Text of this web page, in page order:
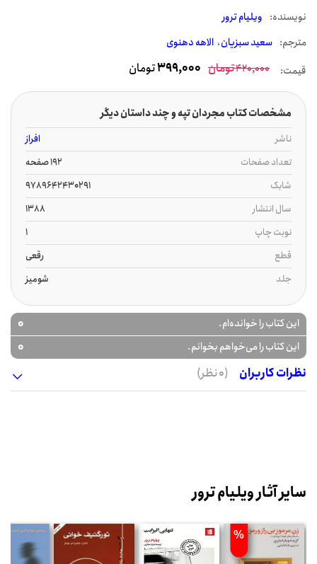
نويسنده: ویلیام ترور
مترجم: سعید سبزیان الاهه دهنوی
قیمت: 420,000تومان 399,000تومان
مشخصات کتاب مجردان تپه و چند داستان دیگر
ناشر
افراز
تعداد صفحات
192 صفحه
شابک
9789642430291
سال انتشار
1388
نوبت چاپ
1
قطع
رقعی
جلد
شومیز
این کتاب را خوانده‌ام. 0
این کتاب را می‌خواهم بخوانم.
0
نظرات کاربران
(0 نظر)
سایر آثار ویلیام ترور
%